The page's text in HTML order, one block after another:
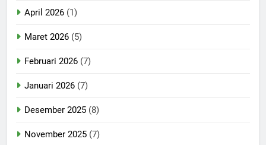
April 2026 (1)
Maret 2026 (5)
Februari 2026 (7)
Januari 2026 (7)
Desember 2025 (8)
November 2025 (7)